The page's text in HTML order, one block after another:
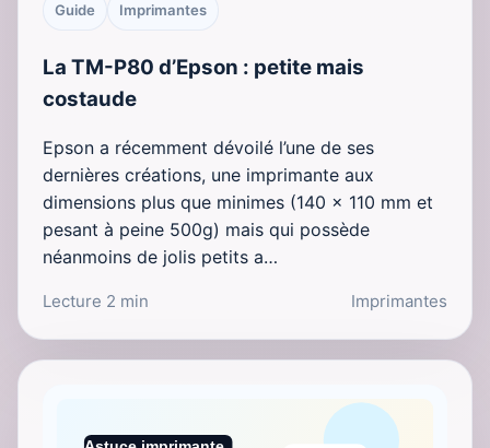
Guide Imprimantes
La TM-P80 d’Epson : petite mais
costaude
Epson a récemment dévoilé l’une de ses
dernières créations, une imprimante aux
dimensions plus que minimes (140 x 110 mm et
pesant à peine 500g) mais qui possède
néanmoins de jolis petits a…
Lecture 2 min Imprimantes